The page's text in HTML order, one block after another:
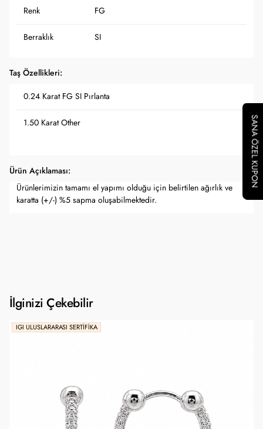
Renk FG
Berraklık SI
Taş Özellikleri:
0.24 Karat FG SI Pırlanta
1.50 Karat Other
Ürün Açıklaması:
Ürünlerimizin tamamı el yapımı olduğu için belirtilen ağırlık ve
karatta (+/-) %5 sapma oluşabilmektedir.
İlginizi Çekebilir
IGI ULUSLARARASI SERTIFIKA
SANA ÖZEL KUPON